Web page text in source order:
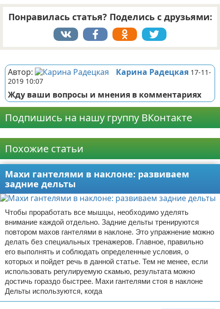
Понравилась статья? Поделись с друзьями:
Автор: Карина Радецкая 17-11-
2019 10:07
Жду ваши вопросы и мнения в комментариях
Подпишись на нашу группу ВКонтакте
Похожие статьи
Махи гантелями в наклоне: развиваем
задние дельты
Чтобы проработать все мышцы, необходимо уделять
внимание каждой отдельно. Задние дельты тренируются
повтором махов гантелями в наклоне. Это упражнение можно
делать без специальных тренажеров. Главное, правильно
его выполнять и соблюдать определенные условия, о
которых и пойдет речь в данной статье. Тем не менее, если
использовать регулируемую скамью, результата можно
достичь гораздо быстрее. Махи гантелями стоя в наклоне
Дельты используются, когда